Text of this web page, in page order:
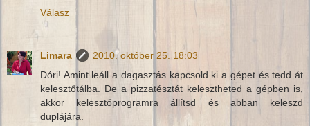
Válasz
Limara
2010. október 25. 18:03
Dóri! Amint leáll a dagasztás kapcsold ki a gépet és tedd át
kelesztőtálba. De a pizzatésztát kelesztheted a gépben is,
akkor kelesztőprogramra állítsd és abban keleszd
duplájára.